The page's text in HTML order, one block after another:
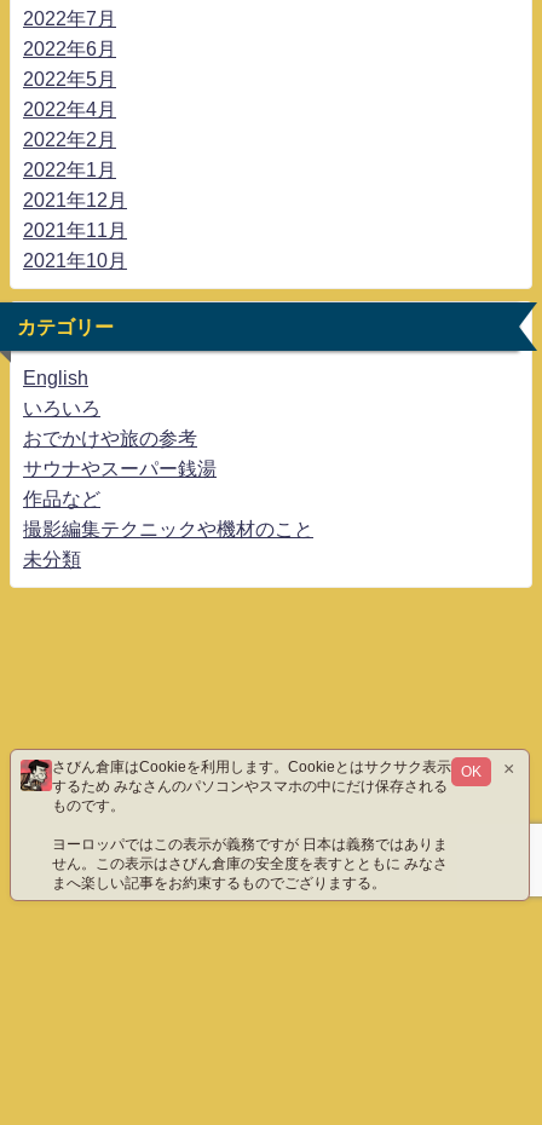
2022年7月
2022年6月
2022年5月
2022年4月
2022年2月
2022年1月
2021年12月
2021年11月
2021年10月
カテゴリー
English
いろいろ
おでかけや旅の参考
サウナやスーパー銭湯
作品など
撮影編集テクニックや機材のこと
未分類
さびん倉庫はCookieを利用します。Cookieとはサクサク表示
するため みなさんのパソコンやスマホの中にだけ保存される
ものです。
ヨーロッパではこの表示が義務ですが 日本は義務ではありま
せん。この表示はさびん倉庫の安全度を表すとともに みなさ
まへ楽しい記事をお約束するものでござりまする。
OK ×